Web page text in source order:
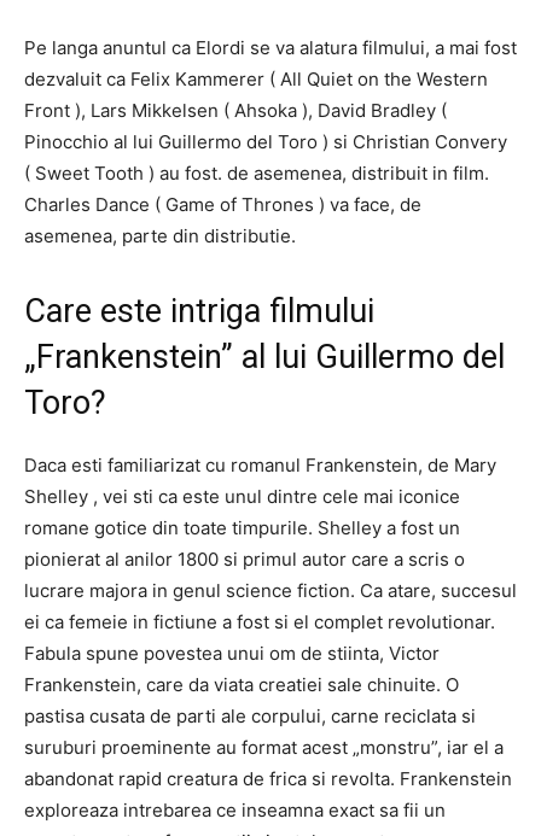
Pe langa anuntul ca Elordi se va alatura filmului, a mai fost
dezvaluit ca Felix Kammerer ( All Quiet on the Western
Front ), Lars Mikkelsen ( Ahsoka ), David Bradley (
Pinocchio al lui Guillermo del Toro ) si Christian Convery
( Sweet Tooth ) au fost. de asemenea, distribuit in film.
Charles Dance ( Game of Thrones ) va face, de
asemenea, parte din distributie.
Care este intriga filmului
„Frankenstein” al lui Guillermo del
Toro?
Daca esti familiarizat cu romanul Frankenstein, de Mary
Shelley , vei sti ca este unul dintre cele mai iconice
romane gotice din toate timpurile. Shelley a fost un
pionierat al anilor 1800 si primul autor care a scris o
lucrare majora in genul science fiction. Ca atare, succesul
ei ca femeie in fictiune a fost si el complet revolutionar.
Fabula spune povestea unui om de stiinta, Victor
Frankenstein, care da viata creatiei sale chinuite. O
pastisa cusata de parti ale corpului, carne reciclata si
suruburi proeminente au format acest „monstru”, iar el a
abandonat rapid creatura de frica si revolta. Frankenstein
exploreaza intrebarea ce inseamna exact sa fii un